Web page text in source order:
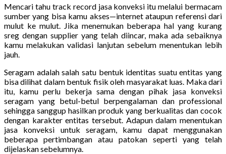
Mencari tahu track record jasa konveksi itu melalui bermacam
sumber yang bisa kamu akses—internet ataupun referensi dari
mulut ke mulut. Jika menemukan beberapa hal yang kurang
sreg dengan supplier yang telah diincar, maka ada sebaiknya
kamu melakukan validasi lanjutan sebelum menentukan lebih
jauh.
Seragam adalah salah satu bentuk identitas suatu entitas yang
bisa dilihat dalam bentuk fisik oleh masyarakat luas. Maka dari
itu, kamu perlu bekerja sama dengan pihak jasa konveksi
seragam yang betul-betul berpengalaman dan professional
sehingga sanggup hasilkan produk yang berkualitas dan cocok
dengan karakter entitas tersebut. Adapun dalam menentukan
jasa konveksi untuk seragam, kamu dapat menggunakan
beberapa pertimbangan atau patokan seperti yang telah
dijelaskan sebelumnya.